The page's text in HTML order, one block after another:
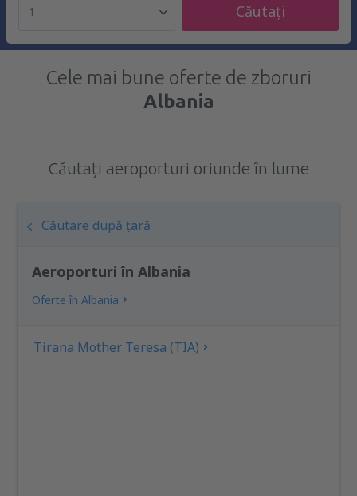
1 Căutați
Cele mai bune oferte de zboruri
Albania
Căutați aeroporturi oriunde în lume
Căutare după țară
Aeroporturi în Albania
Oferte în Albania
Tirana Mother Teresa (TIA)